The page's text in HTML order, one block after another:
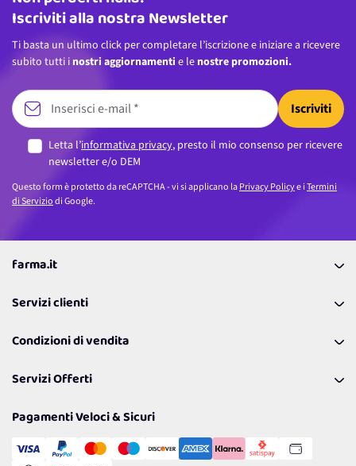
Iscriviti alla nostra Newsletter
Ti basta un ultimo click per completare l’iscrizione e iniziare a ricevere
subito tutti i nostri aggiornamenti e le nostre promozioni.
Iscriviti
Letta l’informativa privacy, presto il mio consenso per ricevere
newsletter e/o DEM
Questo form è protetto da reCAPTCHA - vi si applicano laPrivacy Policye iTermini
di Serviziodi Google.
farma.it
Coupon
Lavora con noi
Politiche per la parità di genere
Servizi clienti
Richiamami
Resi
Condizioni di vendita
Spedizioni
Cookie Policy
Gestisci Cookie
Servizi Offerti
Reso Facile e Veloce
Pagamenti Veloci & Sicuri